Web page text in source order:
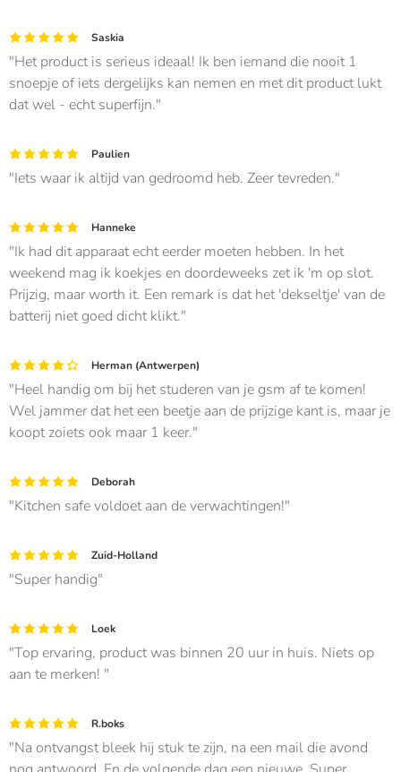
Saskia
Het product is serieus ideaal! Ik ben iemand die nooit 1
snoepje of iets dergelijks kan nemen en met dit product lukt
dat wel - echt superfijn.
Paulien
Iets waar ik altijd van gedroomd heb. Zeer tevreden.
Hanneke
Ik had dit apparaat echt eerder moeten hebben. In het
weekend mag ik koekjes en doordeweeks zet ik 'm op slot.
Prijzig, maar worth it. Een remark is dat het 'dekseltje' van de
batterij niet goed dicht klikt.
Herman (Antwerpen)
Heel handig om bij het studeren van je gsm af te komen!
Wel jammer dat het een beetje aan de prijzige kant is, maar je
koopt zoiets ook maar 1 keer.
Deborah
Kitchen safe voldoet aan de verwachtingen!
Zuid-Holland
Super handig
Loek
Top ervaring, product was binnen 20 uur in huis. Niets op
aan te merken!
R.boks
Na ontvangst bleek hij stuk te zijn, na een mail die avond